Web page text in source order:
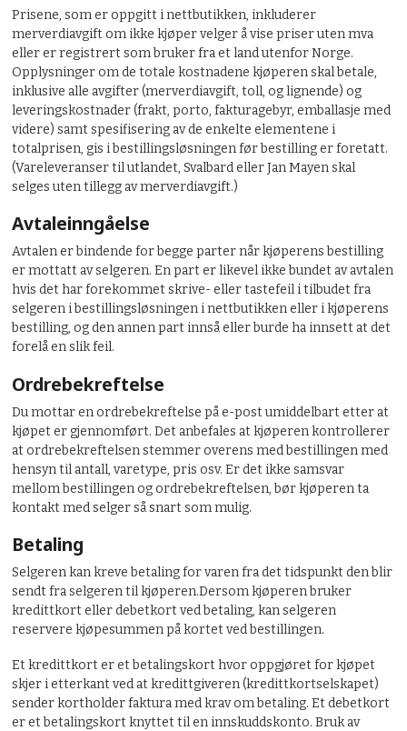
Prisene, som er oppgitt i nettbutikken, inkluderer
merverdiavgift om ikke kjøper velger å vise priser uten mva
eller er registrert som bruker fra et land utenfor Norge.
Opplysninger om de totale kostnadene kjøperen skal betale,
inklusive alle avgifter (merverdiavgift, toll, og lignende) og
leveringskostnader (frakt, porto, fakturagebyr, emballasje med
videre) samt spesifisering av de enkelte elementene i
totalprisen, gis i bestillingsløsningen før bestilling er foretatt.
(Vareleveranser til utlandet, Svalbard eller Jan Mayen skal
selges uten tillegg av merverdiavgift.)
Avtaleinngåelse
Avtalen er bindende for begge parter når kjøperens bestilling
er mottatt av selgeren. En part er likevel ikke bundet av avtalen
hvis det har forekommet skrive- eller tastefeil i tilbudet fra
selgeren i bestillingsløsningen i nettbutikken eller i kjøperens
bestilling, og den annen part innså eller burde ha innsett at det
forelå en slik feil.
Ordrebekreftelse
Du mottar en ordrebekreftelse på e-post umiddelbart etter at
kjøpet er gjennomført. Det anbefales at kjøperen kontrollerer
at ordrebekreftelsen stemmer overens med bestillingen med
hensyn til antall, varetype, pris osv. Er det ikke samsvar
mellom bestillingen og ordrebekreftelsen, bør kjøperen ta
kontakt med selger så snart som mulig.
Betaling
Selgeren kan kreve betaling for varen fra det tidspunkt den blir
sendt fra selgeren til kjøperen.Dersom kjøperen bruker
kredittkort eller debetkort ved betaling, kan selgeren
reservere kjøpesummen på kortet ved bestillingen.
Et kredittkort er et betalingskort hvor oppgjøret for kjøpet
skjer i etterkant ved at kredittgiveren (kredittkortselskapet)
sender kortholder faktura med krav om betaling. Et debetkort
er et betalingskort knyttet til en innskuddskonto. Bruk av